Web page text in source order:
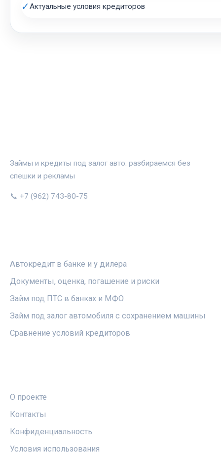
✓Актуальные условия кредиторов
Займы и кредиты под залог авто: разбираемся без
спешки и рекламы
📞 +7 (962) 743-80-75
Автокредит в банке и у дилера
Документы, оценка, погашение и риски
Займ под ПТС в банках и МФО
Займ под залог автомобиля с сохранением машины
Сравнение условий кредиторов
О проекте
Контакты
Конфиденциальность
Условия использования